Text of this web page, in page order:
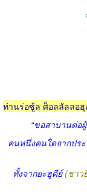
ท่านร่อซู้ล ศ็อลลัลลอฮุ
“ขอสาบานต่อ
คนหนึ่งคนใดจากปร
ทั้งจากยะฮูดีย์(ชาว